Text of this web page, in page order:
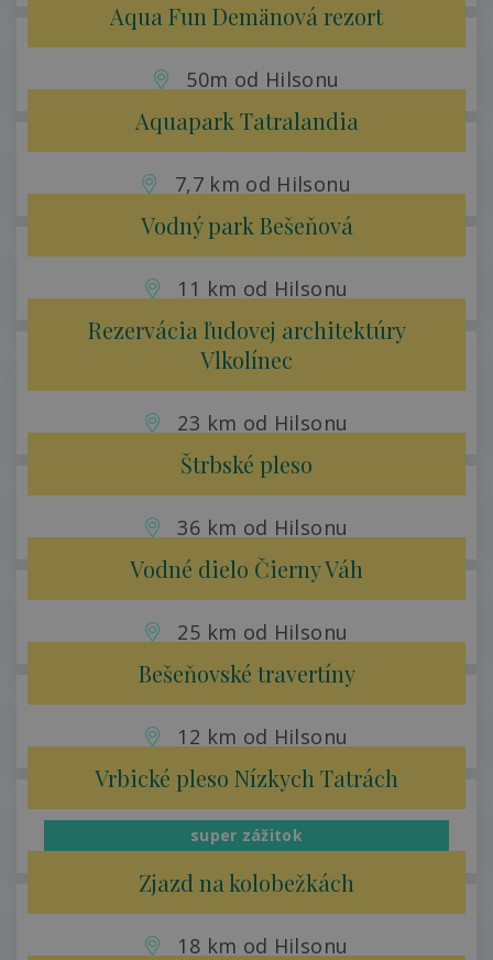
Aqua Fun Demänová rezort
50m od Hilsonu
Aquapark Tatralandia
7,7 km od Hilsonu
Vodný park Bešeňová
11 km od Hilsonu
Rezervácia ľudovej architektúry
Vlkolínec
23 km od Hilsonu
Štrbské pleso
36 km od Hilsonu
Vodné dielo Čierny Váh
25 km od Hilsonu
Bešeňovské travertíny
12 km od Hilsonu
Vrbické pleso Nízkych Tatrách
10 km od Hilson
super zážitok
Zjazd na kolobežkách
18 km od Hilsonu